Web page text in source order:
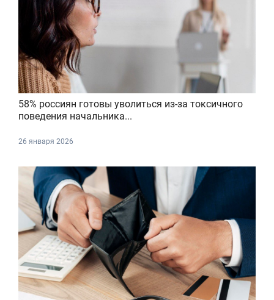
58% россиян готовы уволиться из-за токсичного
поведения начальника...
26 января 2026